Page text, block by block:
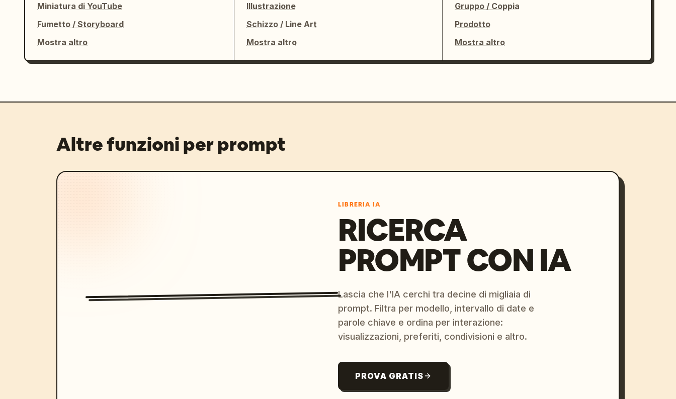
Miniatura di YouTube
Fumetto / Storyboard
Mostra altro
Illustrazione
Schizzo / Line Art
Mostra altro
Gruppo / Coppia
Prodotto
Mostra altro
Altre funzioni per prompt
LIBRERIA IA
RICERCA
PROMPT CON IA
Lascia che l'IA cerchi tra decine di migliaia di
prompt. Filtra per modello, intervallo di date e
parole chiave e ordina per interazione:
visualizzazioni, preferiti, condivisioni e altro.
PROVA GRATIS